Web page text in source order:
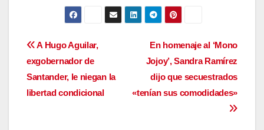
Navegación
de
entradas
En homenaje al ‘Mono
Jojoy’, Sandra Ramírez
dijo que secuestrados
«tenían sus comodidades»
A Hugo Aguilar,
exgobernador de
Santander, le niegan la
libertad condicional